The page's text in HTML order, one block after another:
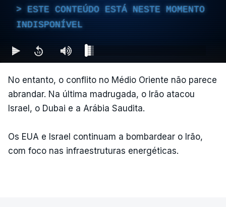
ESTE CONTEÚDO ESTÁ NESTE MOMENTO
INDISPONÍVEL
No entanto, o conflito no Médio Oriente não parece
abrandar. Na última madrugada, o Irão atacou
Israel, o Dubai e a Arábia Saudita.
Os EUA e Israel continuam a bombardear o Irão,
com foco nas infraestruturas energéticas.